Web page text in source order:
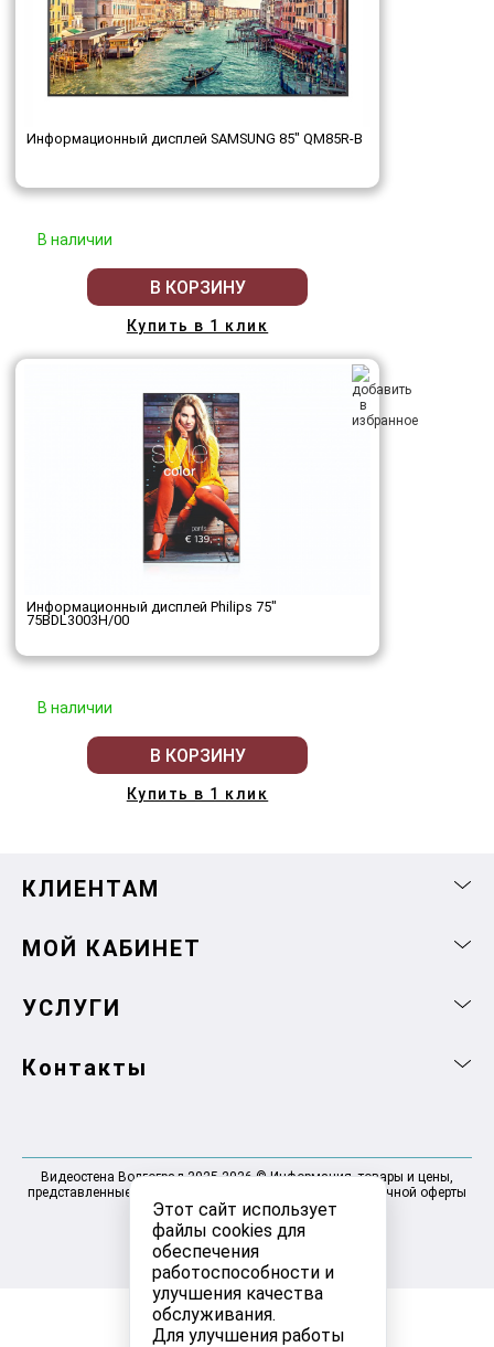
Этот сайт использует
файлы cookies для
обеспечения
работоспособности и
улучшения качества
обслуживания.
Для улучшения работы
Информационный дисплей SAMSUNG 85" QM85R-B
В наличии
В КОРЗИНУ
Купить в 1 клик
Информационный дисплей Philips 75"
75BDL3003H/00
В наличии
В КОРЗИНУ
Купить в 1 клик
КЛИЕНТАМ
МОЙ КАБИНЕТ
УСЛУГИ
Контакты
Видеостена Волгоград 2025-2026 © Информация, товары и цены,
представленные на сайте, не являются договором публичной оферты